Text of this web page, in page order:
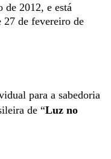
2012, e está
27 de fevereiro de
para a sabedoria
de “Luz no